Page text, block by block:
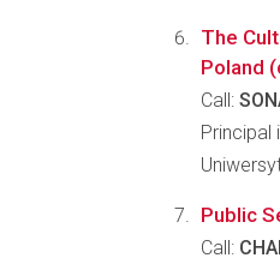
The
Poland
Call:
Principal
Public
Call: